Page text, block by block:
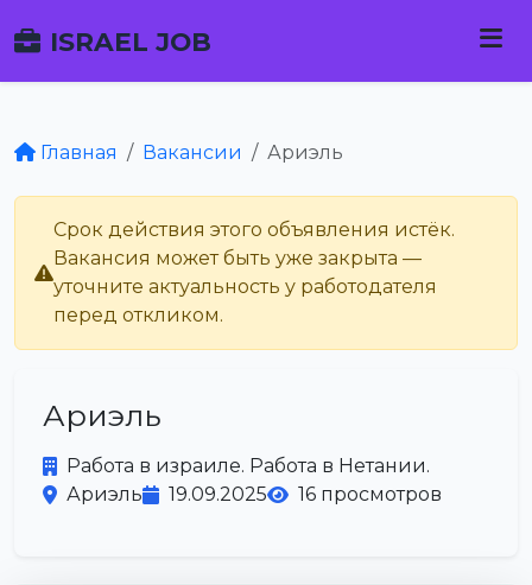
ISRAEL JOB
Главная Вакансии Ариэль
Срок действия этого объявления истёк.
Вакансия может быть уже закрыта —
уточните актуальность у работодателя
перед откликом.
Ариэль
Работа в израиле. Работа в Нетании.
Ариэль
19.09.2025 16 просмотров